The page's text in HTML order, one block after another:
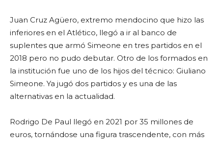
Juan Cruz Agüero, extremo mendocino que hizo las
inferiores en el Atlético, llegó a ir al banco de
suplentes que armó Simeone en tres partidos en el
2018 pero no pudo debutar. Otro de los formados en
la institución fue uno de los hijos del técnico: Giuliano
Simeone. Ya jugó dos partidos y es una de las
alternativas en la actualidad.
Rodrigo De Paul llegó en 2021 por 35 millones de
euros, tornándose una figura trascendente, con más